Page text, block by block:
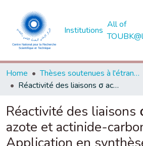
Institutions
All of
TOUBK@l
Home Thèses soutenues à l'étranger
Réactivité des liaisons σ actinide-azote et actinide-carbone : Application en synthèse organique
Réactivité des liaisons
azote et actinide-